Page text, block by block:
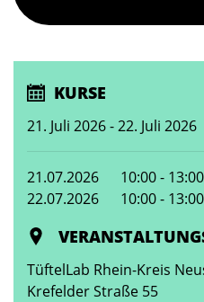
KURSE
21. Juli 2026 - 22. Juli 2026
21.07.2026
10:00 -
22.07.2026
10:00 -
TüftelLab Rhein-Kreis
Krefelder Straße 55